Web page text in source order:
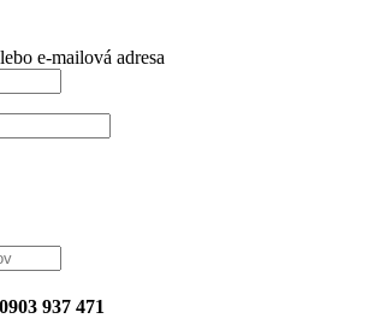
e-mailová adresa
0903 937 471